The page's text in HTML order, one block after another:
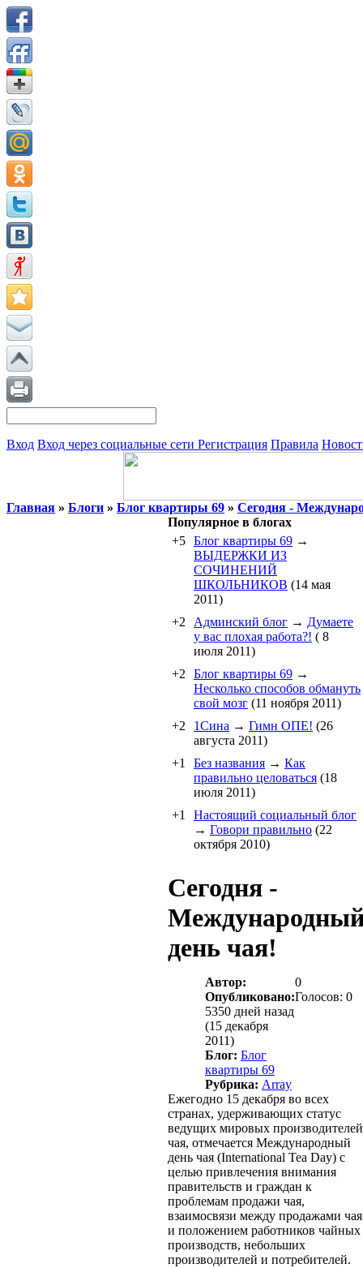
Вход Вход через социальные сети Регистрация Правила
Главная » Блоги » Блог квартиры 69 » Сегодня -
Популярное в блогах
+5 Блог квартиры 69 →
ВЫДЕРЖКИ ИЗ
СОЧИНЕНИЙ
ШКОЛЬНИКОВ (14 мая
2011)
+2
Админский блог → Думаете
у вас плохая работа?! ( 8
июля 2011)
+2
Блог квартиры 69 →
Несколько способов обмануть
свой мозг (11 ноября 2011)
+2
1Cина → Гимн ОПЕ! (26
августа 2011)
+1
Без названия → Как
правильно целоваться (18
июля 2011)
+1
Настоящий социальный блог
→ Говори правильно (22
октября 2010)
Сегодня -
день чая!
Автор:
Опубликовано:
5350 дней назад
(15 декабря
2011)
Блог: Блог
квартиры 69
Рубрика: Array
0
Голосов: 0
Ежегодно 15 декабря во всех
странах, удерживающих статус
ведущих мировых производителей
чая, отмечается Международный
день чая (International Tea Day) с
целью привлечения внимания
правительств и граждан к
проблемам продажи чая,
взаимосвязи между продажами чая
и положением работников чайных
производств, небольших
производителей и потребителей.